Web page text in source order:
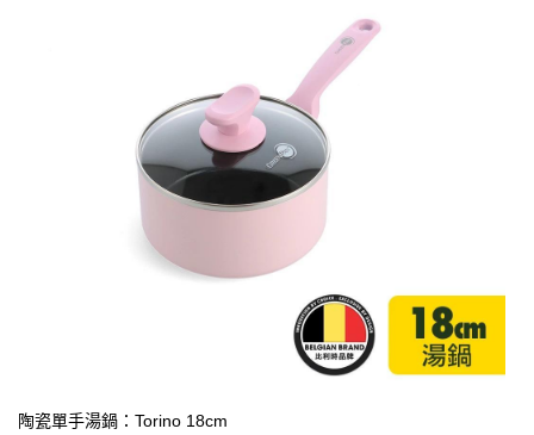
陶瓷單手湯鍋：Torino 18cm